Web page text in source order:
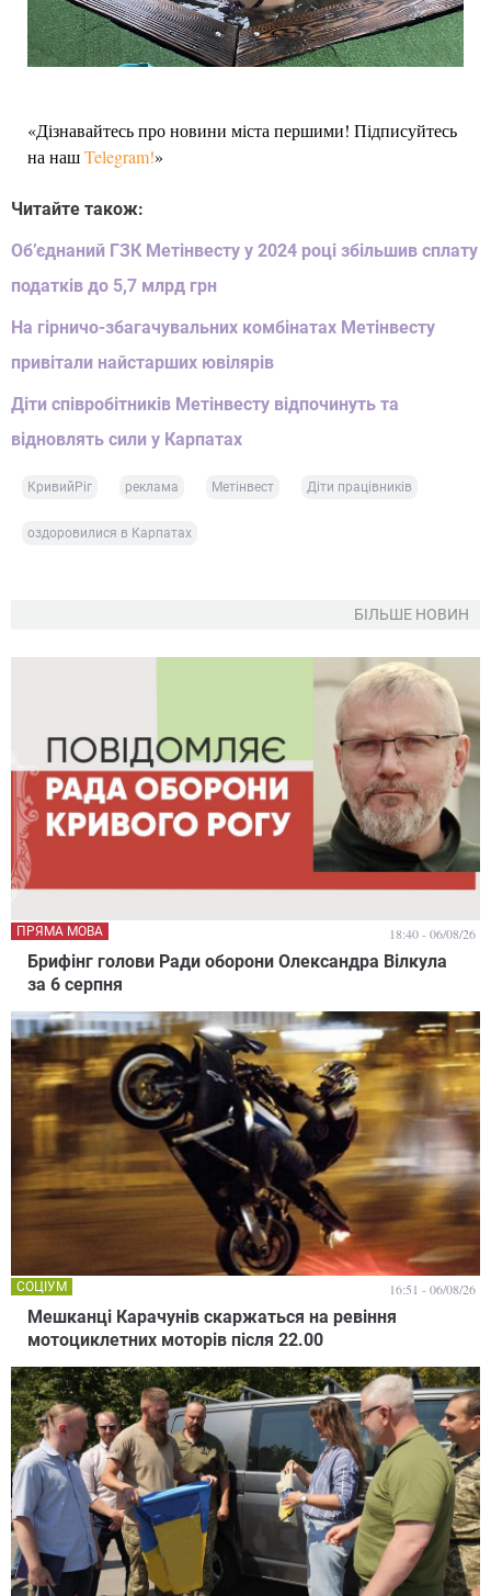
«Дізнавайтесь про новини міста першими! Підписуйтесь
на нашTelegram!»
Читайте також:
Об’єднаний ГЗК Метінвесту у 2024 році збільшив сплату
податків до 5,7 млрд грн
На гірничо-збагачувальних комбінатах Метінвесту
привітали найстарших ювілярів
Діти співробітників Метінвесту відпочинуть та
відновлять сили у Карпатах
КривийРіг реклама Метінвест Діти працівників
оздоровилися в Карпатах
БІЛЬШЕ НОВИН
Брифінг голови Ради оборони Олександра Вілкула
за 6 серпня
ПРЯМА МОВА 18:40 - 06/08/26
Мешканці Карачунів скаржаться на ревіння
мотоциклетних моторів після 22.00
СОЦІУМ 16:51 - 06/08/26